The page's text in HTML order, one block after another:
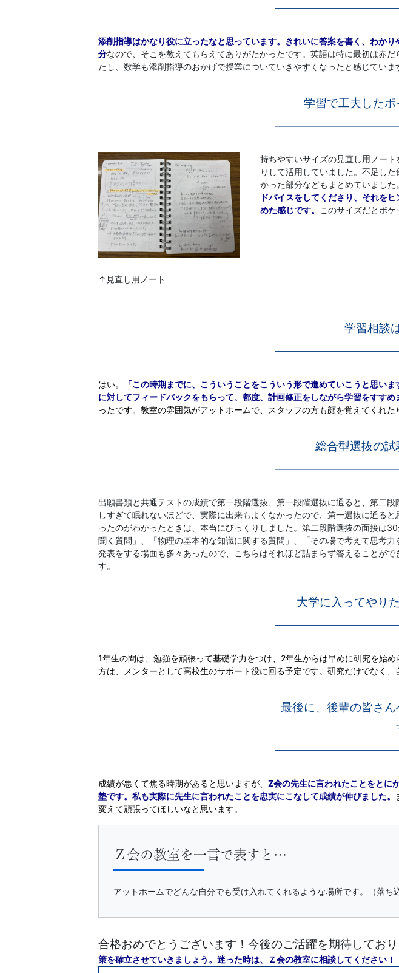
添削指導はかなり役に立ったなと思っています。
きれいに答案を書く、わか
分なので、そこを教えてもらえてありがたかったです。英語は特に最初は赤
たし、数学も添削指導のおかげで授業についていきやすくなったと感じていま
学習で工夫した
↑見直し用ノート
持ちやすいサイズの見直し用ノー
りして活用していました。不足し
かった部分などもまとめていました。
ドバイスをしてくださり、それを
めた感じです。
このサイズだとポケ
学習相談
はい。
「この時期までに、こういうことをこういう形で進めていこうと思い
に対してフィードバックをもらって、都度、計画修正をしながら学習をすすめ
ったです。教室の雰囲気がアットホームで、スタッフの方も顔を覚えてくれた
総合型選抜の試
出願書類と共通テストの成績で第一段階選抜、第一段階選抜に通ると、第二
しすぎて眠れないほどで、実際に出来もよくなかったので、第一選抜に通る
ったのがわかったときは、本当にびっくりしました。第二段階選抜の面接は
聞く質問」、「物理の基本的な知識に関する質問」、「その場で考えて思考
発表をする場面も多々あったので、こちらはそれほど詰まらず答えることが
す。
大学に入ってやり
1年生の間は、勉強を頑張って基礎学力をつけ、2年生からは早めに研究を始
方は、メンターとして高校生のサポート役に回る予定です。研究だけでなく、
最後に、後輩の皆さ
成績が悪くて焦る時期があると思いますが、 Z会の先生に言われたことをとに
塾です。私も実際に先生に言われたことを忠実にこなして成績が伸びました。
変えて頑張ってほしいなと思います。
Ｚ会の教室を一言で表すと…
アットホームでどんな自分でも受け入れてくれるような場所です。（落
合格おめでとうございます！今後のご活躍を期待しており
策を確立させていきましょう。迷った時は、Ｚ会の教室に相談してください！